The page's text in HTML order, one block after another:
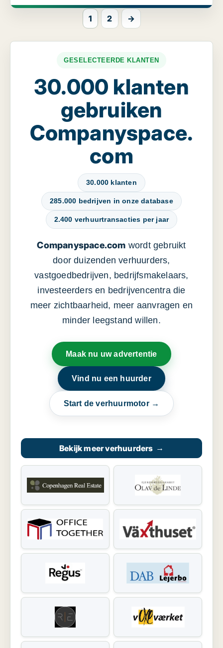
1 2 →
GESELECTEERDE KLANTEN
30.000 klanten
gebruiken
Companyspace.
com
30.000 klanten
285.000 bedrijven in onze database
2.400 verhuurtransacties per jaar
Companyspace.com wordt gebruikt
door duizenden verhuurders,
vastgoedbedrijven, bedrijfsmakelaars,
investeerders en bedrijvencentra die
meer zichtbaarheid, meer aanvragen en
minder leegstand willen.
Maak nu uw advertentie
Vind nu een huurder
Start de verhuurmotor →
Bekijk meer verhuurders →